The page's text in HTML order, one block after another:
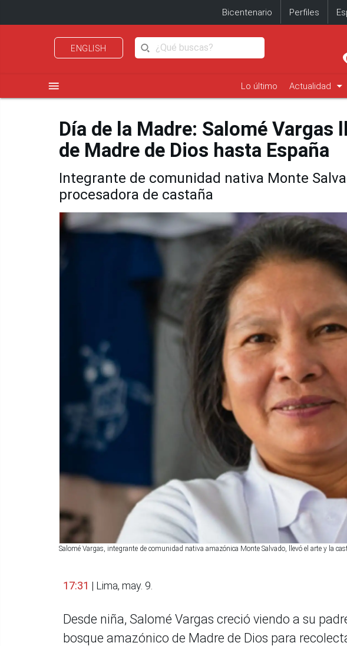
Bicentenario Perfiles
ENGLISH
menu Lo último Actualidad arrow_drop_down
Día de la Madre: Salomé Vargas
de Madre de Dios hasta España
Integrante de comunidad nativa Monte
procesadora de castaña
Salomé Vargas, integrante de comunidad nativa amazónica Monte Salvado, llevó el arte y la
17:31 | Lima, may. 9.
Desde niña, Salomé Vargas creció viendo a su
bosque amazónico de Madre de Dios para